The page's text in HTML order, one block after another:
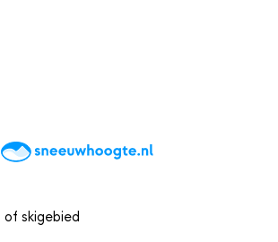
WintersportweerKaarten